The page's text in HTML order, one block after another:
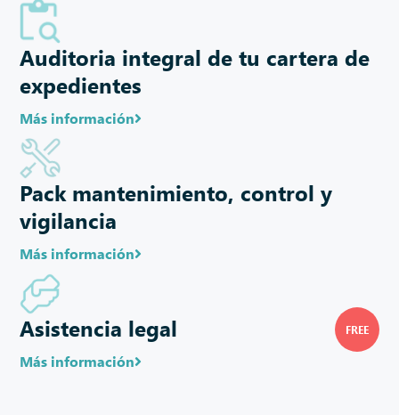
Auditoria integral de tu cartera de
expedientes
Más información
Pack mantenimiento, control y
vigilancia
Más información
Asistencia legal
Más información